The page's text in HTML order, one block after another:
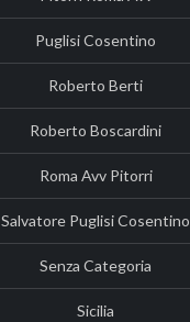
Puglisi Cosentino
Roberto Berti
Roberto Boscardini
Roma Avv Pitorri
Salvatore Puglisi Cosentino
Senza Categoria
Sicilia